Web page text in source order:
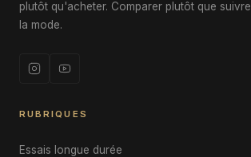
plutôt qu'acheter. Comparer plutôt que suivre
la mode.
RUBRIQUES
Essais longue durée